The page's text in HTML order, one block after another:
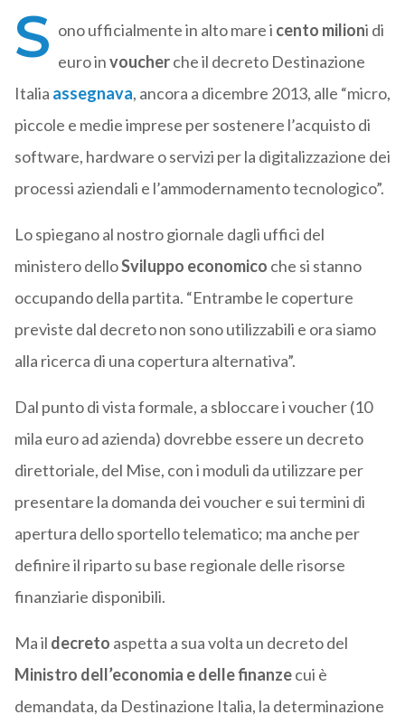
S ono ufficialmente in alto mare i cento milioni di
euro invoucherche il decreto Destinazione
Italia assegnava, ancora a dicembre 2013, alle “micro,
piccole e medie imprese per sostenere l’acquisto di
software, hardware o servizi per la digitalizzazione dei
processi aziendali e l’ammodernamento tecnologico”.
Lo spiegano al nostro giornale dagli uffici del
ministero delloSviluppo economico che si stanno
occupando della partita. “Entrambe le coperture
previste dal decreto non sono utilizzabili e ora siamo
alla ricerca di una copertura alternativa”.
Dal punto di vista formale, a sbloccare i voucher (10
mila euro ad azienda) dovrebbe essere un decreto
direttoriale, del Mise, con i moduli da utilizzare per
presentare la domanda dei voucher e sui termini di
apertura dello sportello telematico; ma anche per
definire il riparto su base regionale delle risorse
finanziarie disponibili.
Ma il decreto aspetta a sua volta un decreto del
Ministro dell’economia e delle finanzecui è
demandata, da Destinazione Italia, la determinazione